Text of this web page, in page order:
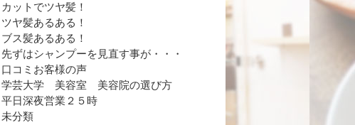
カットでツヤ髪！
ツヤ髪あるある！
ブス髪あるある！
先ずはシャンプーを見直す事が・・・
口コミお客様の声
学芸大学 美容室 美容院の選び方
平日深夜営業２５時
未分類